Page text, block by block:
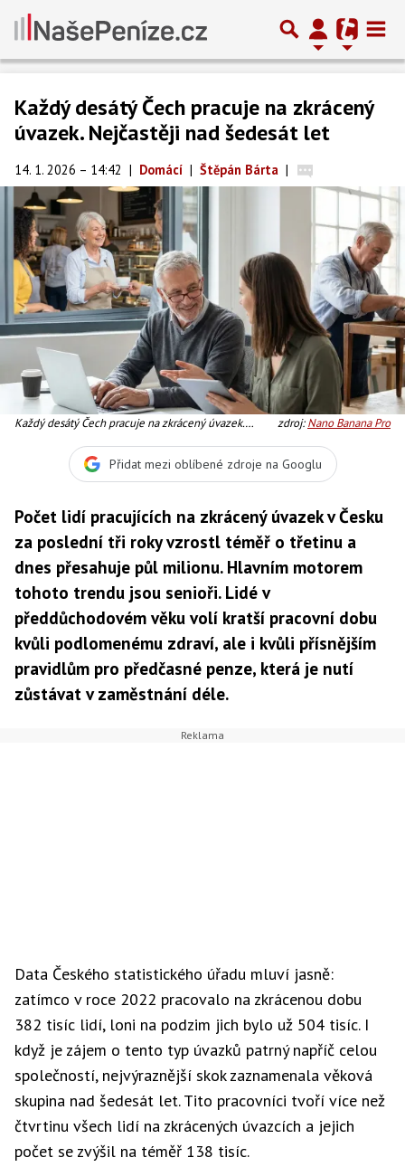
Každý desátý Čech pracuje na zkrácený
úvazek. Nejčastěji nad šedesát let
14. 1. 2026 – 14:42 | Domácí | Štěpán Bárta |
Každý desátý Čech pracuje na zkrácený úvazek.
zdroj:Nano Banana Pro
Přidat mezi oblíbené zdroje na Googlu
Počet lidí pracujících na zkrácený úvazek v Česku
za poslední tři roky vzrostl téměř o třetinu a
dnes přesahuje půl milionu. Hlavním motorem
tohoto trendu jsou senioři. Lidé v
předdůchodovém věku volí kratší pracovní dobu
kvůli podlomenému zdraví, ale i kvůli přísnějším
pravidlům pro předčasné penze, která je nutí
zůstávat v zaměstnání déle.
Data Českého statistického úřadu mluví jasně:
zatímco v roce 2022 pracovalo na zkrácenou dobu
382 tisíc lidí, loni na podzim jich bylo už 504 tisíc. I
když je zájem o tento typ úvazků patrný napříč celou
společností, nejvýraznější skok zaznamenala věková
skupina nad šedesát let. Tito pracovníci tvoří více než
čtvrtinu všech lidí na zkrácených úvazcích a jejich
počet se zvýšil na téměř 138 tisíc.